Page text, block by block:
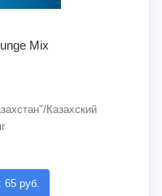
Mix
Казахский
65 руб.